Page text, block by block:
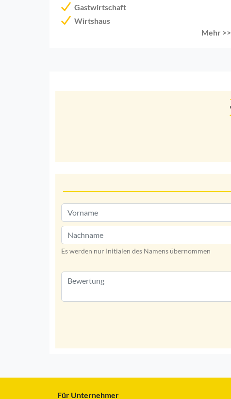
Gastwirtschaft
Wirtshaus
Mehr >>
Es werden nur Initialen des Namens übernommen
Für Unternehmer